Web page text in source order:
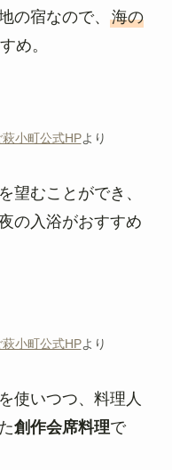
の宿なので、 海の
め。
小町公式HPより
望むことができ、
の入浴がおすすめ
小町公式HPより
使いつつ、料理人
創作会席料理で